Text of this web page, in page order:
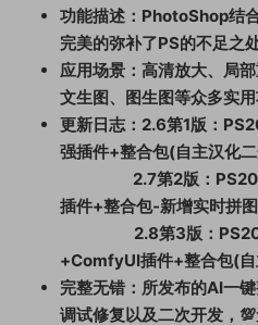
功能描述：PhotoShop结
完美的弥补了PS的不足之
应用场景：高清放大、局
文生图、图生图等众多实用
更新日志：2.6第1版：
强插件+整合包(自主汉化
2.7第2版：
插件+整合包-新增实时拼
2.8第3版：
+ComfyUI插件+整合包(
完整无错：所发布的AI一
调试修复以及二次开发，💯